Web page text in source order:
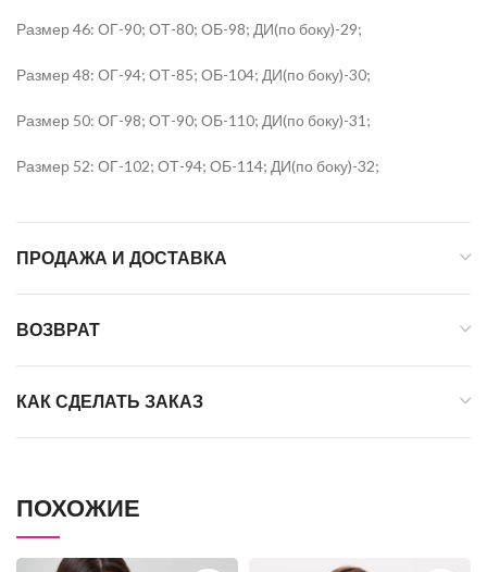
Размер 46: ОГ-90; ОТ-80; ОБ-98; ДИ(по боку)-29;
Размер 48: ОГ-94; ОТ-85; ОБ-104; ДИ(по боку)-30;
Размер 50: ОГ-98; ОТ-90; ОБ-110; ДИ(по боку)-31;
Размер 52: ОГ-102; ОТ-94; ОБ-114; ДИ(по боку)-32;
ПРОДАЖА И ДОСТАВКА
ВОЗВРАТ
КАК СДЕЛАТЬ ЗАКАЗ
ПОХОЖИЕ